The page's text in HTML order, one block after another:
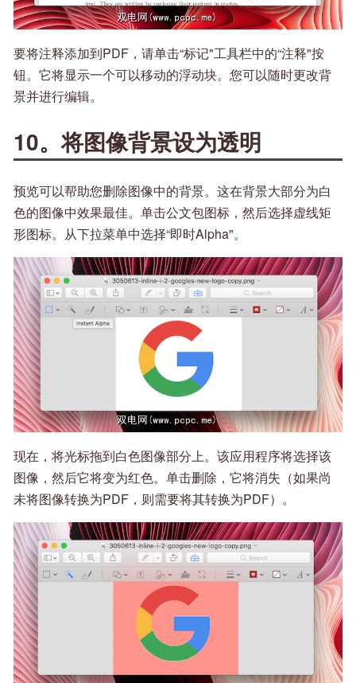
要将注释添加到PDF，请单击“标记"工具栏中的“注释"按
钮。它将显示一个可以移动的浮动块。您可以随时更改背
景并进行编辑。
10。将图像背景设为透明
预览可以帮助您删除图像中的背景。这在背景大部分为白
色的图像中效果最佳。单击公文包图标，然后选择虚线矩
形图标。从下拉菜单中选择“即时Alpha"。
现在，将光标拖到白色图像部分上。该应用程序将选择该
图像，然后它将变为红色。单击删除，它将消失（如果尚
未将图像转换为PDF，则需要将其转换为PDF）。